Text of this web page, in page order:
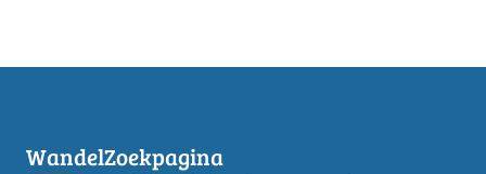
WandelZoekpagina